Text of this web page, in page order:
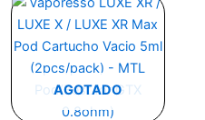
AGOTADO